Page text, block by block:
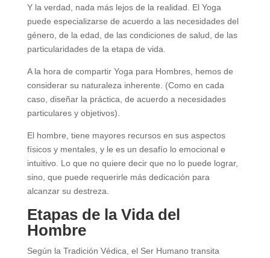
Y la verdad, nada más lejos de la realidad. El Yoga
puede especializarse de acuerdo a las necesidades del
género, de la edad, de las condiciones de salud, de las
particularidades de la etapa de vida.
A la hora de compartir Yoga para Hombres, hemos de
considerar su naturaleza inherente. (Como en cada
caso, diseñar la práctica, de acuerdo a necesidades
particulares y objetivos).
El hombre, tiene mayores recursos en sus aspectos
físicos y mentales, y le es un desafío lo emocional e
intuitivo. Lo que no quiere decir que no lo puede lograr,
sino, que puede requerirle más dedicación para
alcanzar su destreza.
Etapas de la Vida del
Hombre
Según la Tradición Védica, el Ser Humano transita